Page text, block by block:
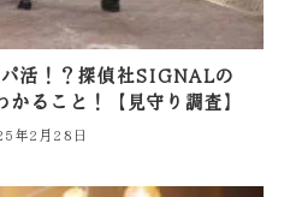
活！？探偵社SIGNALの
かること！【見守り調査】
年2月28日